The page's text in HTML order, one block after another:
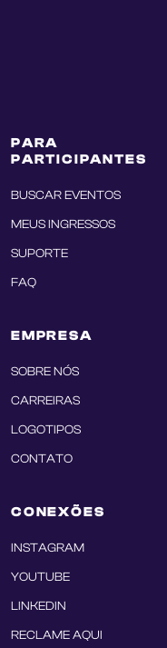
PARA
PARTICIPANTES
BUSCAR EVENTOS
MEUS INGRESSOS
SUPORTE
FAQ
EMPRESA
SOBRE NÓS
CARREIRAS
LOGOTIPOS
CONTATO
CONEXÕES
INSTAGRAM
YOUTUBE
LINKEDIN
RECLAME AQUI